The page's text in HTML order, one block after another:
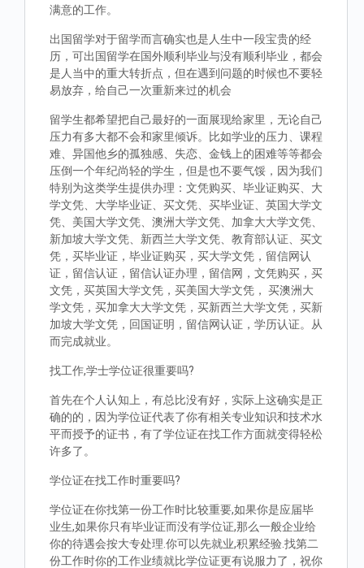
满意的工作。
出国留学对于留学而言确实也是人生中一段宝贵的经
历，可出国留学在国外顺利毕业与没有顺利毕业，都会
是人当中的重大转折点，但在遇到问题的时候也不要轻
易放弃，给自己一次重新来过的机会
留学生都希望把自己最好的一面展现给家里，无论自己
压力有多大都不会和家里倾诉。比如学业的压力、课程
难、异国他乡的孤独感、失恋、金钱上的困难等等都会
压倒一个年纪尚轻的学生，但是也不要气馁，因为我们
特别为这类学生提供办理：文凭购买、毕业证购买、大
学文凭、大学毕业证、买文凭、买毕业证、英国大学文
凭、美国大学文凭、澳洲大学文凭、加拿大大学文凭、
新加坡大学文凭、新西兰大学文凭、教育部认证、买文
凭，买毕业证，毕业证购买，买大学文凭，留信网认
证，留信认证，留信认证办理，留信网，文凭购买，买
文凭，买英国大学文凭，买美国大学文凭， 买澳洲大
学文凭，买加拿大大学文凭，买新西兰大学文凭，买新
加坡大学文凭，回国证明，留信网认证，学历认证。从
而完成就业。
找工作,学士学位证很重要吗?
首先在个人认知上，有总比没有好，实际上这确实是正
确的的，因为学位证代表了你有相关专业知识和技术水
平而授予的证书，有了学位证在找工作方面就变得轻松
许多了。
学位证在找工作时重要吗?
学位证在你找第一份工作时比较重要,如果你是应届毕
业生,如果你只有毕业证而没有学位证,那么一般企业给
你的待遇会按大专处理.你可以先就业,积累经验.找第二
份工作时你的工作业绩就比学位证更有说服力了，祝你